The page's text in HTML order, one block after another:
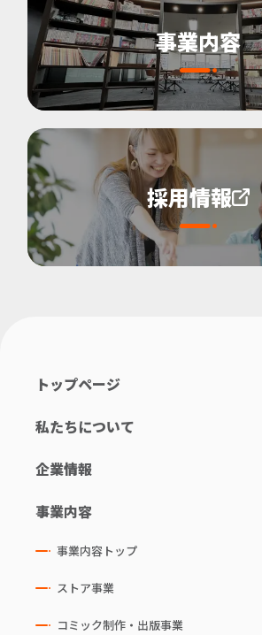
事業内容
採用情報
トップページ
私たちについて
企業情報
事業内容
事業内容トップ
ストア事業
コミック制作・出版事業